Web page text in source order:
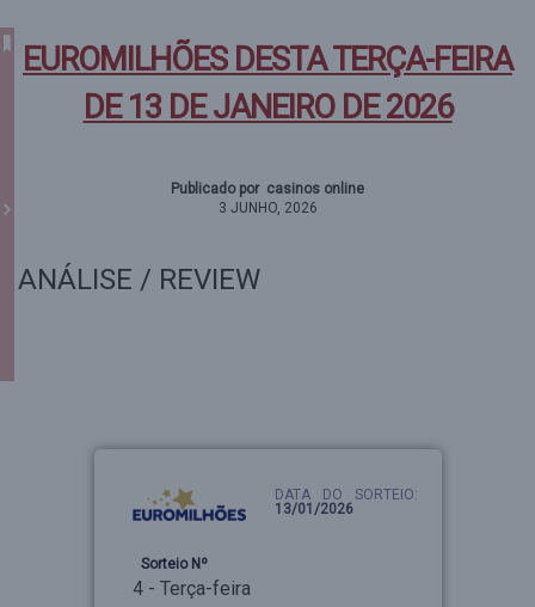
EUROMILHÕES DESTA TERÇA-FEIRA
DE 13 DE JANEIRO DE 2026
Publicado por casinos online
3 JUNHO, 2026
ANÁLISE / REVIEW
DATA DO SORTEIO:
13/01/2026
Sorteio Nº
4 - Terça-feira